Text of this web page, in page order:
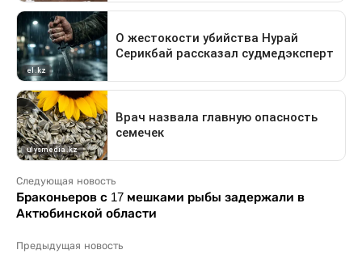
Следующая новость
Браконьеров с 17 мешками рыбы задержали в
Актюбинской области
Предыдущая новость